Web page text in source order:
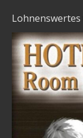
Lohnenswertes